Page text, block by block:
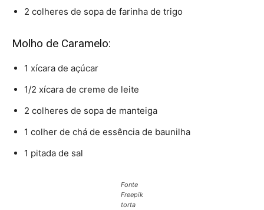
2 colheres de sopa de farinha de trigo
Molho de Caramelo:
1 xícara de açúcar
1/2 xícara de creme de leite
2 colheres de sopa de manteiga
1 colher de chá de essência de baunilha
1 pitada de sal
Fonte
Freepik
torta